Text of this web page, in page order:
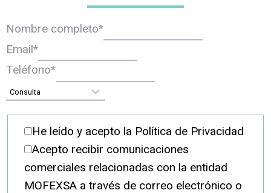
Nombre completo*
Email*
Teléfono*
He leído y acepto la Política de Privacidad
Acepto recibir comunicaciones
comerciales relacionadas con la entidad
MOFEXSA a través de correo electrónico o